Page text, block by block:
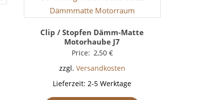
Clip / Stopfen Dämm-Matte
Motorhaube J7
Price: 2,50 €
zzgl. Versandkosten
Lieferzeit:2-5 Werktage